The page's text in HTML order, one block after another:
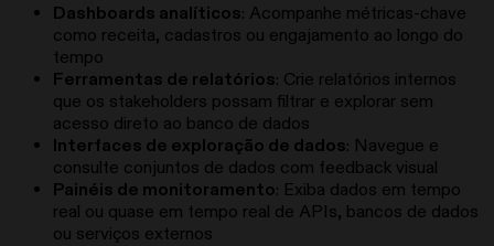
Dashboards analíticos: Acompanhe métricas-chave
como receita, cadastros ou engajamento ao longo do
tempo
Ferramentas de relatórios: Crie relatórios internos
que os stakeholders possam filtrar e explorar sem
acesso direto ao banco de dados
Interfaces de exploração de dados: Navegue e
consulte conjuntos de dados com feedback visual
Painéis de monitoramento: Exiba dados em tempo
real ou quase em tempo real de APIs, bancos de dados
ou serviços externos